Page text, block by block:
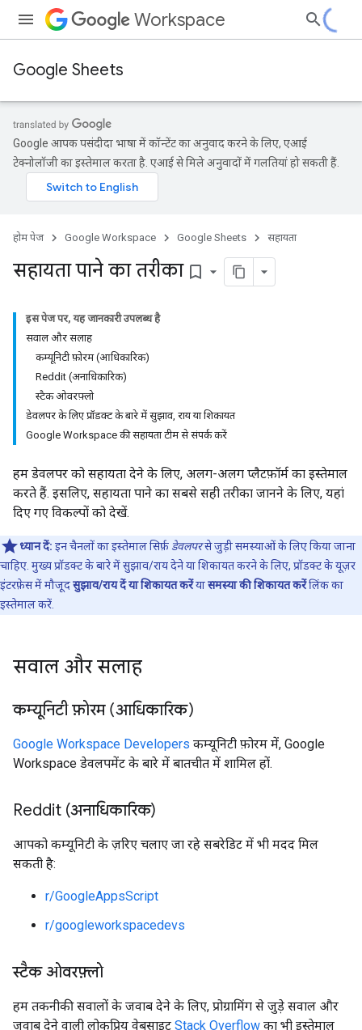
Workspace
Google Sheets
Google आपकी पसंदीदा भाषा में कॉन्टेंट का अनुवाद करने के लिए, एआई
टेक्नोलॉजी का इस्तेमाल करता है. एआई से मिले अनुवादों में गलतियां हो सकती हैं.
होम पेज Google Workspace Google Sheets सहायता
सहायता पाने का तरीका bookmark_border
इस पेज पर, यह जानकारी उपलब्ध है
सवाल और सलाह
कम्यूनिटी फ़ोरम (आधिकारिक)
Reddit (अनाधिकारिक)
स्टैक ओवरफ़्लो
डेवलपर के लिए प्रॉडक्ट के बारे में सुझाव, राय या शिकायत
Google Workspace की सहायता टीम से संपर्क करें
हम डेवलपर को सहायता देने के लिए, अलग-अलग प्लैटफ़ॉर्म का इस्तेमाल
करते हैं. इसलिए, सहायता पाने का सबसे सही तरीका जानने के लिए, यहां
दिए गए विकल्पों को देखें.
ध्यान दें: इन चैनलों का इस्तेमाल सिर्फ़ डेवलपरसे जुड़ी समस्याओं के लिए किया जाना
चाहिए. मुख्य प्रॉडक्ट के बारे में सुझाव/राय देने या शिकायत करने के लिए, प्रॉडक्ट के यूज़र
इंटरफ़ेस में मौजूदसुझाव/राय दें या शिकायत करेंयासमस्या की शिकायत करेंलिंक का
इस्तेमाल करें.
सवाल और सलाह
कम्यूनिटी फ़ोरम (आधिकारिक)
Google Workspace Developers कम्यूनिटी फ़ोरम में, Google
Workspace डेवलपमेंट के बारे में बातचीत में शामिल हों.
Reddit (अनाधिकारिक)
आपको कम्यूनिटी के ज़रिए चलाए जा रहे सबरेडिट में भी मदद मिल
सकती है:
r/GoogleAppsScript
r/googleworkspacedevs
स्टैक ओवरफ़्लो
हम तकनीकी सवालों के जवाब देने के लिए, प्रोग्रामिंग से जुड़े सवाल और
जवाब देने वाली लोकप्रिय वेबसाइट Stack Overflow का भी इस्तेमाल